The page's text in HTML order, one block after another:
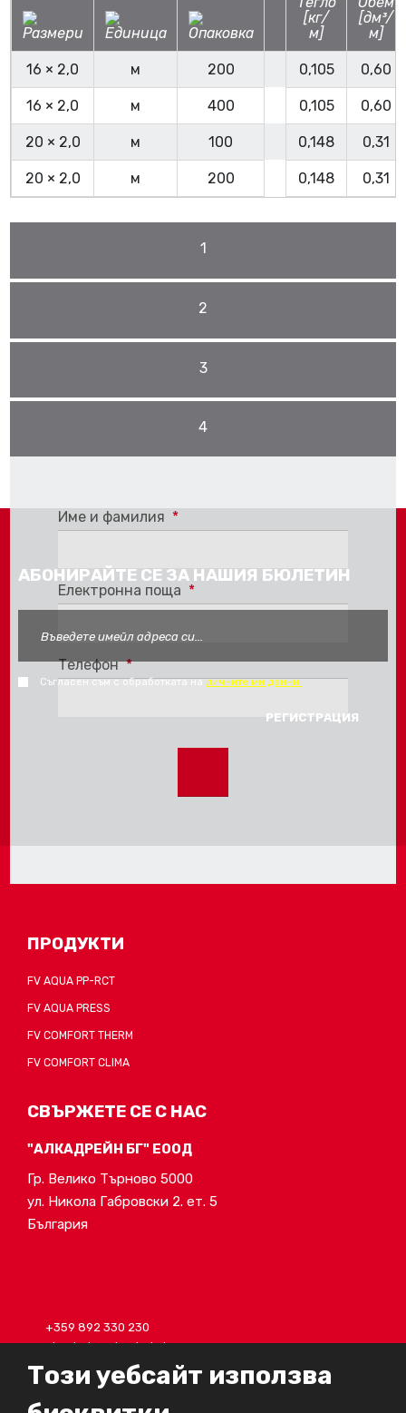
16 × 2,0 м 200 0,105 0,60
16 × 2,0 м 400 0,105 0,60
20 × 2,0 м 100 0,148 0,31
20 × 2,0 м 200 0,148 0,31
1
2
3
4
Име и фамилия *
Електронна поща *
Телефон*
АБОНИРАЙТЕ СЕ ЗА НАШИЯ БЮЛЕТИН
Съгласен съм с обработката наличните ми данни.
ПРОДУКТИ
FV AQUA PP-RCT
FV AQUA PRESS
FV COMFORT THERM
FV COMFORT CLIMA
СВЪРЖЕТЕ СЕ С НАС
"АЛКАДРЕЙН БГ" ЕООД
Гр. Велико Търново 5000
ул. Никола Габровски 2. ет. 5
България
+359 892 330 230
alcadrain@alcadrain.bg
Този уебсайт използва